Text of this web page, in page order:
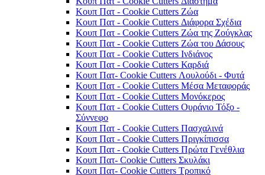
Κουπ Πατ - Cookie Cutters Ζώα
Κουπ Πατ - Cookie Cutters Διάφορα Σχέδια
Κουπ Πατ - Cookie Cutters Ζώα της Ζούγκλας
Κουπ Πατ - Cookie Cutters Ζώα του Δάσους
Κουπ Πατ - Cookie Cutters Ινδιάνος
Κουπ Πατ - Cookie Cutters Καρδιά
Κουπ Πατ- Cookie Cutters Λουλούδι - Φυτά
Κουπ Πατ - Cookie Cutters Μέσα Μεταφοράς
Κουπ Πατ - Cookie Cutters Μονόκερος
Κουπ Πατ - Cookie Cutters Ουράνιο Τόξο -
Σύννεφο
Κουπ Πατ - Cookie Cutters Πασχαλινά
Κουπ Πατ - Cookie Cutters Πριγκίπισσα
Κουπ Πατ - Cookie Cutters Πρώτα Γενέθλια
Κουπ Πατ- Cookie Cutters Σκυλάκι
Κουπ Πατ- Cookie Cutters Τροπικό